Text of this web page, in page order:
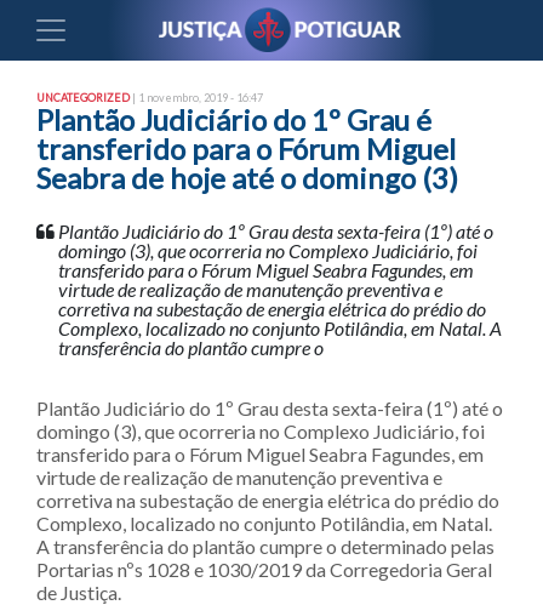
UNCATEGORIZED| 1 novembro, 2019 - 16:47
Plantão Judiciário do 1º Grau é
transferido para o Fórum Miguel
Seabra de hoje até o domingo (3)
Plantão Judiciário do 1º Grau desta sexta-feira (1º) até o
domingo (3), que ocorreria no Complexo Judiciário, foi
transferido para o Fórum Miguel Seabra Fagundes, em
virtude de realização de manutenção preventiva e
corretiva na subestação de energia elétrica do prédio do
Complexo, localizado no conjunto Potilândia, em Natal. A
transferência do plantão cumpre o
Plantão Judiciário do 1º Grau desta sexta-feira (1º) até o
domingo (3), que ocorreria no Complexo Judiciário, foi
transferido para o Fórum Miguel Seabra Fagundes, em
virtude de realização de manutenção preventiva e
corretiva na subestação de energia elétrica do prédio do
Complexo, localizado no conjunto Potilândia, em Natal.
A transferência do plantão cumpre o determinado pelas
Portarias nºs 1028 e 1030/2019 da Corregedoria Geral
de Justiça.